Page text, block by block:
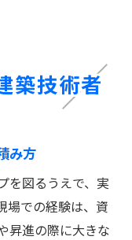
築技術者
み方
を図るうえで、実
場での経験は、資
昇進の際に大きな